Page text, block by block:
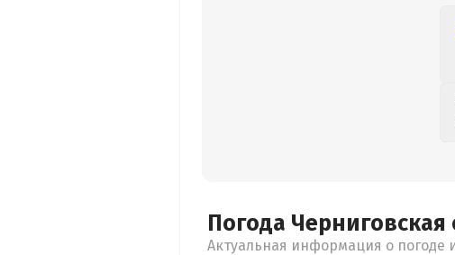
Погода Черниговская
Актуальная информация о погоде